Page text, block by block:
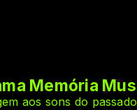
Memória
aos sons do passado